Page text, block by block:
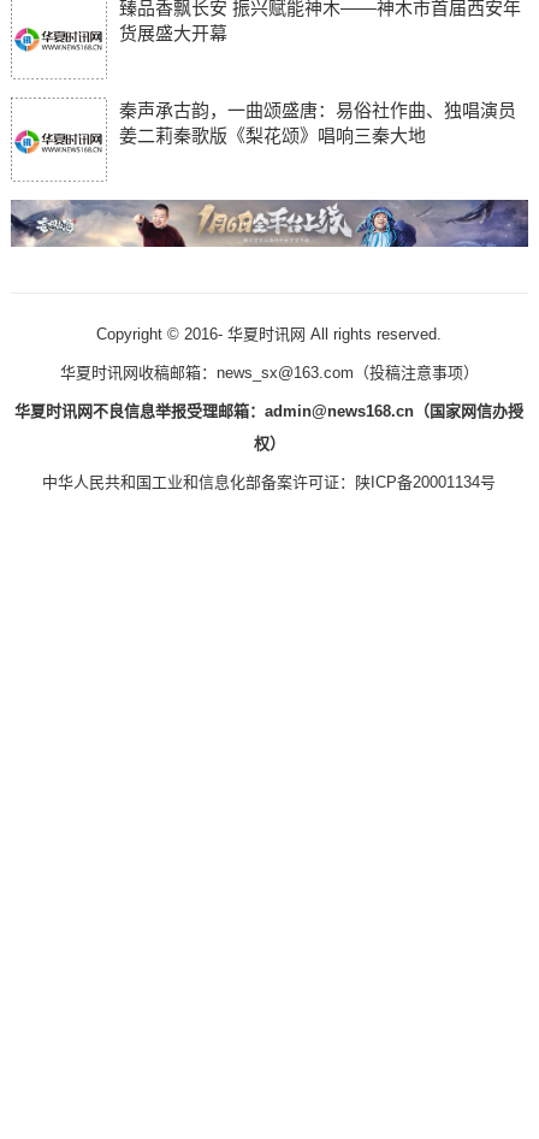
臻品香飘长安 振兴赋能神木——神木市首届西安年
货展盛大开幕
秦声承古韵，一曲颂盛唐：易俗社作曲、独唱演员
姜二莉秦歌版《梨花颂》唱响三秦大地
Copyright © 2016- 华夏时讯网 All rights reserved.
华夏时讯网收稿邮箱：news_sx@163.com（投稿注意事项）
华夏时讯网不良信息举报受理邮箱：admin@news168.cn（国家网信办授
权）
中华人民共和国工业和信息化部备案许可证： 陕ICP备20001134号